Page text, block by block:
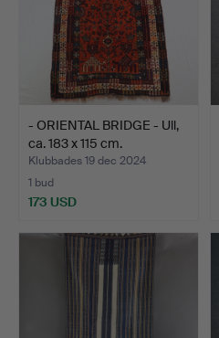
- ORIENTAL BRIDGE - Ull,
ca. 183 x 115 cm.
Klubbades 19 dec 2024
1 bud
173 USD